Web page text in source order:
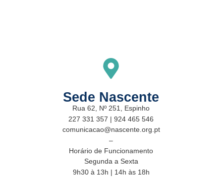
Sede Nascente
Rua 62, Nº 251, Espinho
227 331 357 | 924 465 546
comunicacao@nascente.org.pt
–
Horário de Funcionamento
Segunda a Sexta
9h30 à 13h | 14h às 18h